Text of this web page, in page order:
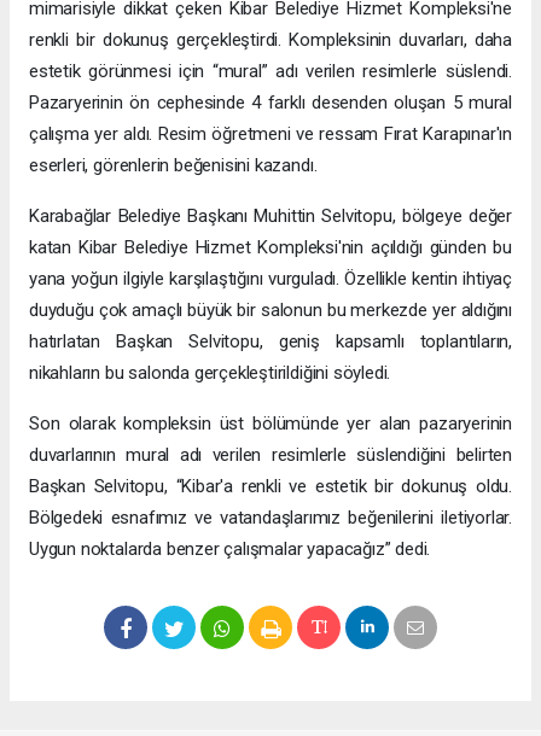
mimarisiyle dikkat çeken Kibar Belediye Hizmet Kompleksi'ne
renkli bir dokunuş gerçekleştirdi. Kompleksinin duvarları, daha
estetik görünmesi için “mural” adı verilen resimlerle süslendi.
Pazaryerinin ön cephesinde 4 farklı desenden oluşan 5 mural
çalışma yer aldı. Resim öğretmeni ve ressam Fırat Karapınar'ın
eserleri, görenlerin beğenisini kazandı.
Karabağlar Belediye Başkanı Muhittin Selvitopu, bölgeye değer
katan Kibar Belediye Hizmet Kompleksi'nin açıldığı günden bu
yana yoğun ilgiyle karşılaştığını vurguladı. Özellikle kentin ihtiyaç
duyduğu çok amaçlı büyük bir salonun bu merkezde yer aldığını
hatırlatan Başkan Selvitopu, geniş kapsamlı toplantıların,
nikahların bu salonda gerçekleştirildiğini söyledi.
Son olarak kompleksin üst bölümünde yer alan pazaryerinin
duvarlarının mural adı verilen resimlerle süslendiğini belirten
Başkan Selvitopu, “Kibar'a renkli ve estetik bir dokunuş oldu.
Bölgedeki esnafımız ve vatandaşlarımız beğenilerini iletiyorlar.
Uygun noktalarda benzer çalışmalar yapacağız” dedi.